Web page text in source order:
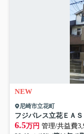
NEW
尼崎市立花町
フジパレス立花ＥＡＳ
6.5万円 管理/共益費